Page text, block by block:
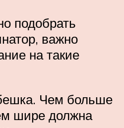
подобрать
важно
на такие
Чем больше
шире должна